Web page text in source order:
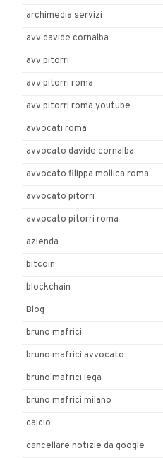
archimedia servizi
avv davide cornalba
avv pitorri
avv pitorri roma
avv pitorri roma youtube
avvocati roma
avvocato davide cornalba
avvocato filippa mollica roma
avvocato pitorri
avvocato pitorri roma
azienda
bitcoin
blockchain
Blog
bruno mafrici
bruno mafrici avvocato
bruno mafrici lega
bruno mafrici milano
calcio
cancellare notizie da google